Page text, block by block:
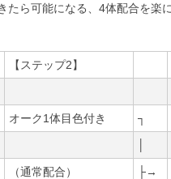
たら可能になる、4体配合を楽
【ステップ2】
オーク1体目色付き ┐
（通常配合） ├→